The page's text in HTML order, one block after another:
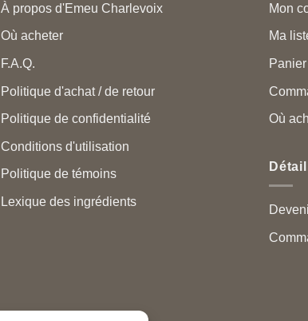
À propos d'Emeu Charlevoix
Où acheter
F.A.Q.
Politique d'achat / de retour
Politique de confidentialité
Conditions d'utilisation
Politique de témoins
Lexique des ingrédients
Mon
Ma
Panier
Où